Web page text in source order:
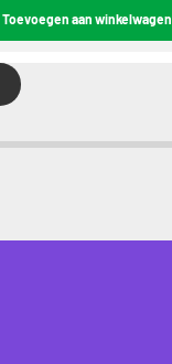
Toevoegen aan winkelwagen